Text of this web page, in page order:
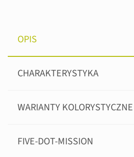
OPIS
CHARAKTERYSTYKA
WARIANTY KOLORYSTYCZNE
FIVE-DOT-MISSION